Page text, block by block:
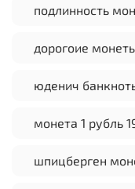
подлинность
дорогоие
юденич
монета 1 рубль
шпицберген